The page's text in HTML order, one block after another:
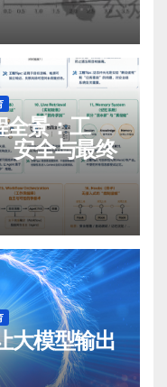
景：工
安全与最终
大模型输出